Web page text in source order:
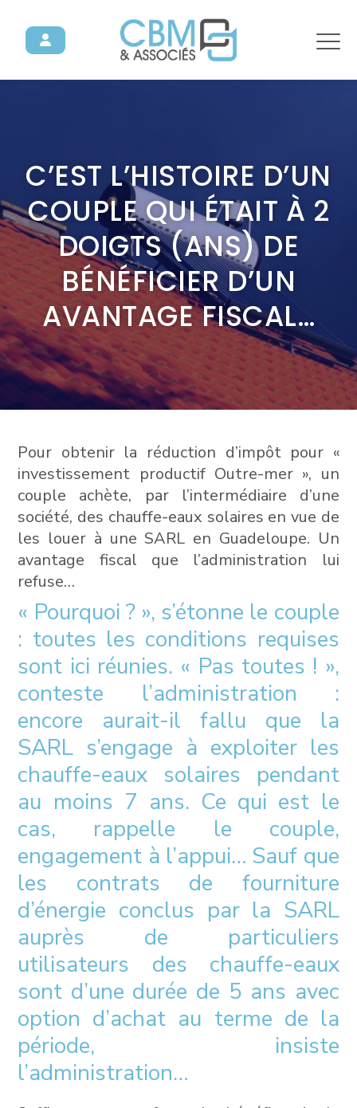
C’EST L’HISTOIRE D’UN
COUPLE QUI ÉTAIT À 2
DOIGTS (ANS) DE
BÉNÉFICIER D’UN
AVANTAGE FISCAL…
Pour obtenir la réduction d’impôt pour «
investissement productif Outre-mer », un
couple achète, par l’intermédiaire d’une
société, des chauffe-eaux solaires en vue de
les louer à une SARL en Guadeloupe. Un
avantage fiscal que l’administration lui
refuse…
« Pourquoi ? », s’étonne le couple
: toutes les conditions requises
sont ici réunies. « Pas toutes ! »,
conteste l’administration :
encore aurait-il fallu que la
SARL s’engage à exploiter les
chauffe-eaux solaires pendant
au moins 7 ans. Ce qui est le
cas, rappelle le couple,
engagement à l’appui… Sauf que
les contrats de fourniture
d’énergie conclus par la SARL
auprès de particuliers
utilisateurs des chauffe-eaux
sont d’une durée de 5 ans avec
option d’achat au terme de la
période, insiste
l’administration…